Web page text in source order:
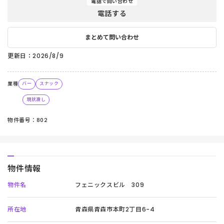
電話する
まとめて問い合わせ
更新日：2026/8/9
業種 バー スナック
現状渡し
物件番号：802
物件情報
物件名 フェニックスビル 309
所在地 青森県青森市本町2丁目6-4